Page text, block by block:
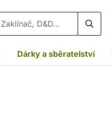
Dárky a sběratelství